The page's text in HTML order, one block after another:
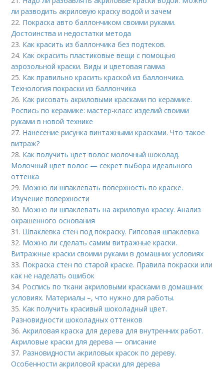
ли разводить акриловую краску водой и зачем
22. Покраска авто баллончиком своими руками.
Достоинства и недостатки метода
23. Как красить из баллончика без подтеков.
24. Как окрасить пластиковые вещи с помощью
аэрозольной краски. Виды и цветовая гамма
25. Как правильно красить краской из баллончика.
Технология покраски из баллончика
26. Как рисовать акриловыми красками по керамике.
Роспись по керамике: мастер-класс изделий своими
руками в новой технике
27. Нанесение рисунка винтажными красками. Что такое
витраж?
28. Как получить цвет волос молочный шоколад.
Молочный цвет волос — секрет выбора идеального
оттенка
29. Можно ли шпаклевать поверхность по краске.
Изучение поверхности
30. Можно ли шпаклевать на акриловую краску. Анализ
окрашенного основания
31. Шпаклевка стен под покраску. Гипсовая шпаклевка
32. Можно ли сделать самим витражные краски.
Витражные краски своими руками в домашних условиях
33. Покраска стен по старой краске. Правила покраски или
как не наделать ошибок
34. Роспись по ткани акриловыми красками в домашних
условиях. Материалы –, что нужно для работы.
35. Как получить красивый шоколадный цвет.
Разновидности шоколадных оттенков
36.Акриловая краска для дерева для внутренних работ.
Акриловые краски для дерева — описание
37. Разновидности акриловых красок по дереву.
Особенности акриловой краски для дерева